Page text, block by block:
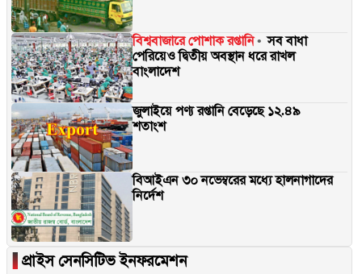
বিশ্ববাজারে পোশাক রপ্তানি
সব বাধা
পেরিয়েও দ্বিতীয় অবস্থান ধরে রাখল
বাংলাদেশ
জুলাইয়ে পণ্য রপ্তানি বেড়েছে ১২.৪৯
শতাংশ
বিআইএন ৩০ নভেম্বরের মধ্যে হালনাগাদের
নির্দেশ
▐ প্রাইস সেনসিটিভ ইনফরমেশন